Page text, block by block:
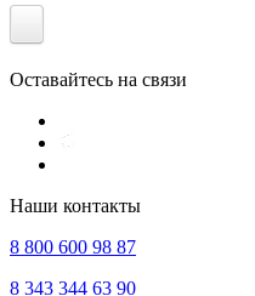
Оставайтесь на связи
Наши контакты
8 800 600 98 87
8 343 344 63 90